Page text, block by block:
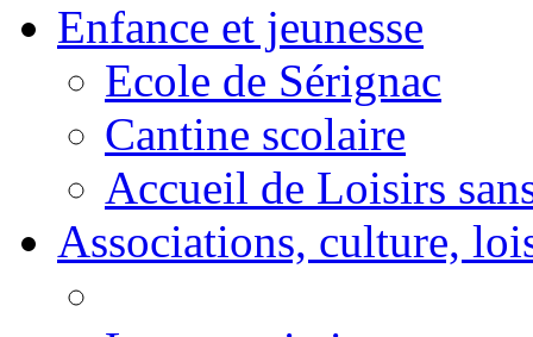
Enfance et jeunesse
Ecole de Sérignac
Cantine scolaire
Accueil de Loisirs
Associations, culture,